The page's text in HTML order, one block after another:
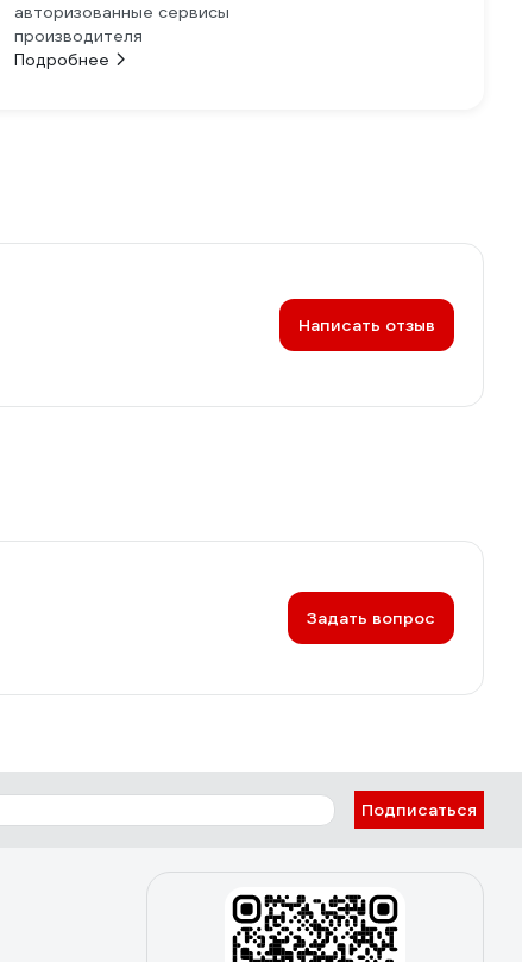
авторизованные сервисы
производителя
Подробнее
Написать отзыв
Задать вопрос
Подписаться